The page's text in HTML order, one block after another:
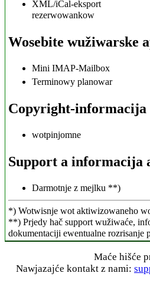
XML/iCal-eksport
rezerwowankow
Wosebite wužiwarske
Mini IMAP-Mailbox
Terminowy planowar
Copyright-informacija
wotpinjomne
Support a informacija
Darmotnje z mejlku **)
*) Wotwisnje wot aktiwizowaneho
**) Prjedy hač support wužiwaće,
dokumentaciji ewentualne rozrisanje
Maće hišće
Nawjazajće kontakt z nami: